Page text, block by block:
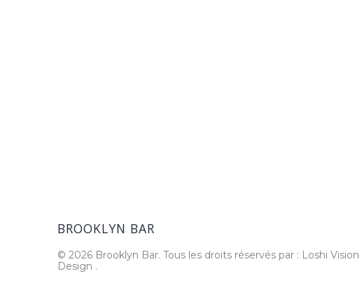
BROOKLYN BAR
© 2026 Brooklyn Bar. Tous les droits réservés par : Loshi Vision
Design .